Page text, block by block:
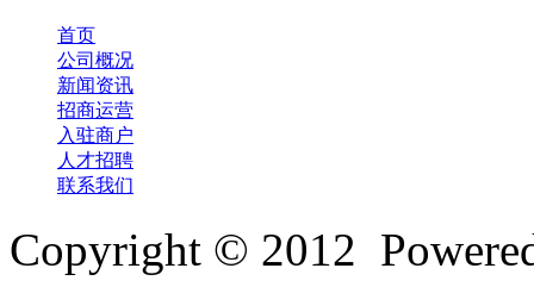
首页
公司概况
新闻资讯
招商运营
入驻商户
人才招聘
联系我们
Copyright © 2012